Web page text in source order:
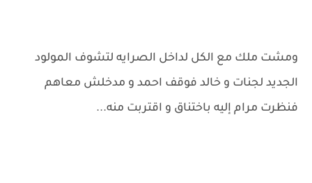
ومشت ملك مع الكل لداخل الصرايه لتشوف المولود
الجديد لجنات و خالد فوقف احمد و مدخلش معاهم
فنظرت مرام إليه باختناق و اقتربت منه...